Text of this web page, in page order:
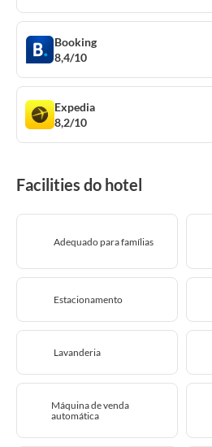
Booking
8,4/10
Expedia
8,2/10
Facilities do hotel
Adequado para famílias
Estacionamento
Lavanderia
Máquina de venda
automática